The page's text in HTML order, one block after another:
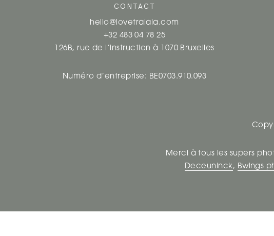
CONTACT
hello@lovetralala.com
+32 483 04 78 25
126B, rue de l’instruction à 1070 Bruxelles
Numéro d’entreprise: BE0703.910.093
Merci à tous les supers
Deceuninck , Bwings